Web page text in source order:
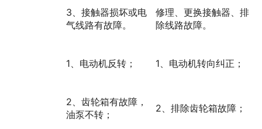
3、接触器损坏或电
气线路有故障。
修理、更换接触器、排
除线路故障。
1、电动机反转； 1、电动机转向纠正；
2、齿轮箱有故障，
油泵不转；
2、排除齿轮箱故障；